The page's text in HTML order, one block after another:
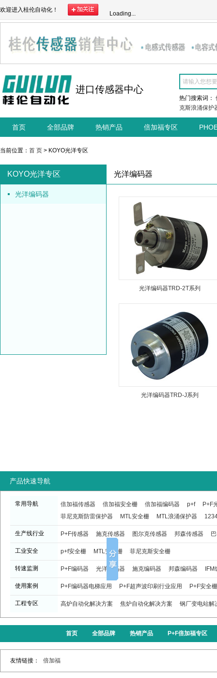
欢迎进入桂伦自动化！
Loading...
进口传感器中心
热门搜索词：
克斯浪涌保护
首页 全部品牌 热销产品 倍加福专区
当前位置： 首 页 > KOYO光洋专区
KOYO光洋专区
光洋编码器
光洋编码器
光洋编码器TRD-2T系列
光洋编码器TRD-J系列
产品快速导航
常用导航 倍加福传感器 倍加福安全栅 倍加福编码器 p+f
P+F
菲尼克斯防雷保护器
MTL安全栅 MTL浪涌保护器
生产线行业 P+F传感器 施克传感器 图尔克传感器 邦森传感器
工业安全 p+f安全栅 MTL安全栅 菲尼克斯安全栅
转速监测 P+F编码器 光洋编码器 施克编码器 邦森编码器
使用案例 P+F编码器电梯应用 P+F超声波印刷行业应用 P+F安全
工程专区 高炉自动化解决方案 焦炉自动化解决方案 钢厂变电站解
首页 全部品牌 热销产品 P+F倍加福专区
友情链接： 倍加福